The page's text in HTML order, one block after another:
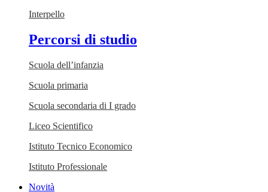
Interpello
Percorsi di studio
Scuola dell’infanzia
Scuola primaria
Scuola secondaria di I grado
Liceo Scientifico
Istituto Tecnico Economico
Istituto Professionale
Novità